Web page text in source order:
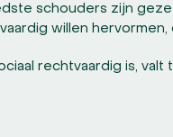
schouders zijn
willen hervormen,
rechtvaardig is, valt